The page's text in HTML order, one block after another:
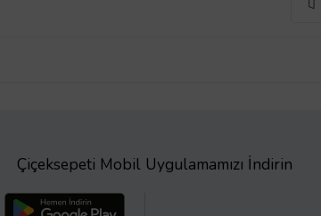
Çiçeksepeti Mobil Uygulamamızı İndirin